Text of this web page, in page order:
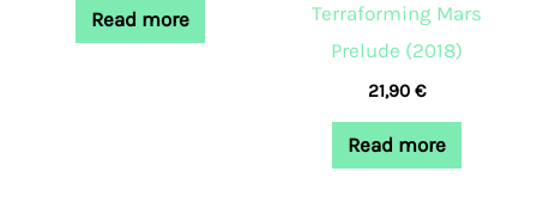
Read more
Terraforming Mars
Prelude (2018)
21,90 €
Read more